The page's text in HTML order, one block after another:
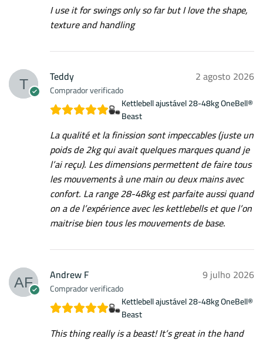
I use it for swings only so far but I love the shape,
texture and handling
Teddy
Comprador verificado
2 agosto 2026
Kettlebell ajustável 28-48kg OneBell®
Beast
La qualité et la finission sont impeccables (juste un
poids de 2kg qui avait quelques marques quand je
l’ai reçu). Les dimensions permettent de faire tous
les mouvements à une main ou deux mains avec
confort. La range 28-48kg est parfaite aussi quand
on a de l’expérience avec les kettlebells et que l’on
maitrise bien tous les mouvements de base.
Andrew F
Comprador verificado
9 julho 2026
Kettlebell ajustável 28-48kg OneBell®
Beast
This thing really is a beast! It’s great in the hand